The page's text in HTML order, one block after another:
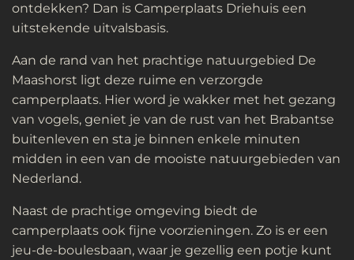
ontdekken? Dan is Camperplaats Driehuis een
uitstekende uitvalsbasis.
Aan de rand van het prachtige natuurgebied De
Maashorst ligt deze ruime en verzorgde
camperplaats. Hier word je wakker met het gezang
van vogels, geniet je van de rust van het Brabantse
buitenleven en sta je binnen enkele minuten
midden in een van de mooiste natuurgebieden van
Nederland.
Naast de prachtige omgeving biedt de
camperplaats ook fijne voorzieningen. Zo is er een
jeu-de-boulesbaan, waar je gezellig een potje kunt